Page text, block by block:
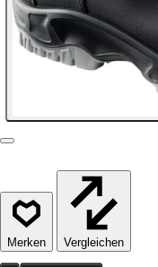
Vergleichen